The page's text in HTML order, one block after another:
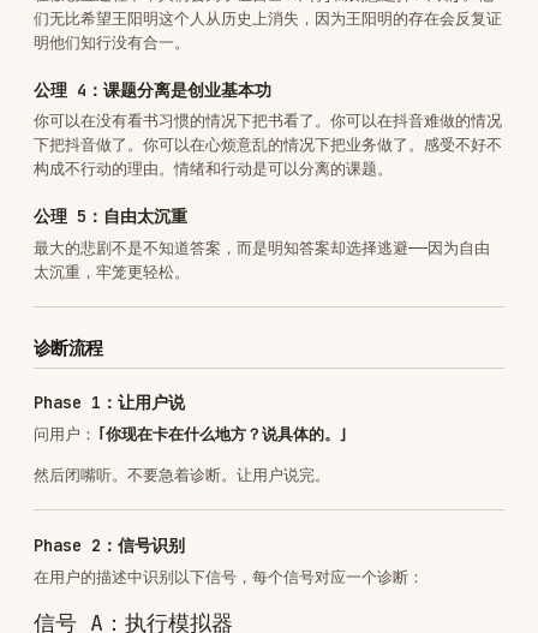
公理 5：自由太沉重
最大的悲剧不是不知道答案，而是明知答案却选择逃避——因为自由
诊断流程
Phase 1：让用户说
然后闭嘴听。不要急着诊断。让用户说完。
信号 A：执行模拟器
：用户把所有人和工具都变成「模拟器」——不是在执行，是在模
拟执行。
「你觉得这个方案怎么样？」（你是他的方案模拟器）
「如果我发给 Claude Code 会怎样？」（你是他的 Claude
诊断：模拟到执行的比例是 1/2000。因为无法承受任何微小的失
败风险，所以凡事都要在大脑中进行提前模拟。
一句话
：你不是在准备执行，你是在用准备替代执行。